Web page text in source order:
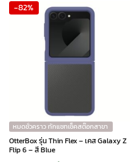
790 ฿.400 ฿.
-82%
หมดชั่วคราว ทักแชทเช็คสต๊อกสาขา
OtterBox รุ่น Thin Flex – เคส Galaxy Z
Flip 6 – สี Blue